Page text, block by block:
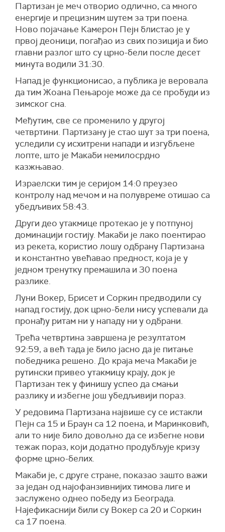
Партизан је меч отворио одлично, са много
енергије и прецизним шутем за три поена.
Ново појачање Камерон Пејн блистао је у
првој деоници, погађао из свих позиција и био
главни разлог што су црно-бели после десет
минута водили 31:30.
Напад је функционисао, а публика је веровала
да тим Жоана Пењароје може да се пробуди из
зимског сна.
Међутим, све се променило у другој
четвртини. Партизану је стао шут за три поена,
уследили су исхитрени напади и изгубљене
лопте, што је Макаби немилосрдно
казжњавао.
Израелски тим је серијом 14:0 преузео
контролу над мечом и на полувреме отишао са
убедљивих 58:43.
Други део утакмице протекао је у потпуној
доминацији гостију. Макаби је лако поентирао
из рекета, користио лошу одбрану Партизана
и константно увећавао предност, која је у
једном тренутку премашила и 30 поена
разлике.
Луни Вокер, Брисет и Соркин предводили су
напад гостију, док црно-бели нису успевали да
пронађу ритам ни у нападу ни у одбрани.
Трећа четвртина завршена је резултатом
92:59, а већ тада је било јасно да је питање
победника решено. До краја меча Макаби је
рутински привео утакмицу крају, док је
Партизан тек у финишу успео да смањи
разлику и избегне још убедљивији пораз.
У редовима Партизана највише су се истакли
Пејн са 15 и Браун са 12 поена, и Маринковић,
али то није било довољно да се избегне нови
тежак пораз, који додатно продубљује кризу
форме црно-белих.
Макаби је, с друге стране, показао зашто важи
за један од најофанзивнијих тимова лиге и
заслужено однео победу из Београда.
Најефикаснији били су Вокер са 20 и Соркин
са 17 поена.